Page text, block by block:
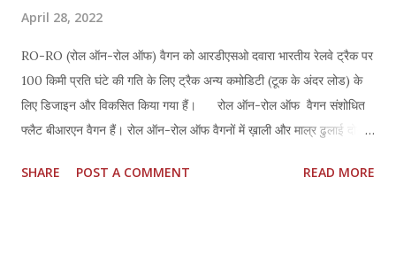
April 28, 2022
RO-RO (रोल ऑन-रोल ऑफ) वैगन को आरडीएसओ दवारा भारतीय रेलवे ट्रैक पर
100 किमी प्रति घंटे की गति के लिए ट्रैक अन्य कमोडिटी (टूक के अंदर लोड) के
लिए डिजाइन और विकसित किया गया हैं। रोल ऑन-रोल ऑफ वैगन संशोधित
फ्लैट बीआरएन वैगन हैं। रोल ऑन-रोल ऑफ वैगनों में ख़ाली और माल्र ढुलाई दोनों
से लोड किया जाता है, इस बीआरएन वैगन पर ट्रकों के गुजरने के लिए उपयुक्त रूप
SHARE POST A COMMENT READ MORE